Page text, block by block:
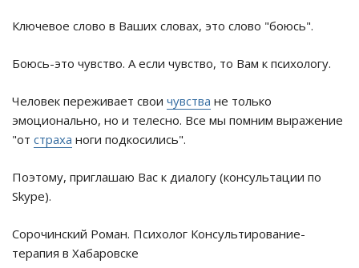
Ключевое слово в Ваших словах, это слово "боюсь".
Боюсь-это чувство. А если чувство, то Вам к психологу.
Человек переживает свои чувства не только
эмоционально, но и телесно. Все мы помним выражение
"от страха ноги подкосились".
Поэтому, приглашаю Вас к диалогу (консультации по
Skype).
Сорочинский Роман. Психолог Консультирование-
терапия в Хабаровске